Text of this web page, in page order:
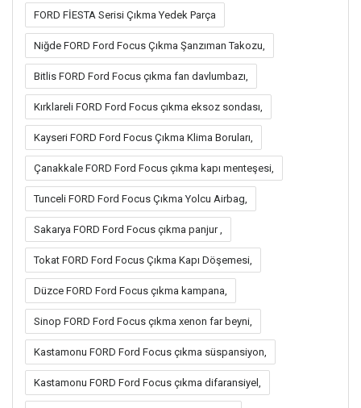
FORD FİESTA Serisi Çıkma Yedek Parça
Niğde FORD Ford Focus Çıkma Şanzıman Takozu,
Bitlis FORD Ford Focus çıkma fan davlumbazı,
Kırklareli FORD Ford Focus çıkma eksoz sondası,
Kayseri FORD Ford Focus Çıkma Klima Boruları,
Çanakkale FORD Ford Focus çıkma kapı menteşesi,
Tunceli FORD Ford Focus Çıkma Yolcu Airbag,
Sakarya FORD Ford Focus çıkma panjur ,
Tokat FORD Ford Focus Çıkma Kapı Döşemesi,
Düzce FORD Ford Focus çıkma kampana,
Sinop FORD Ford Focus çıkma xenon far beyni,
Kastamonu FORD Ford Focus çıkma süspansiyon,
Kastamonu FORD Ford Focus çıkma difaransiyel,